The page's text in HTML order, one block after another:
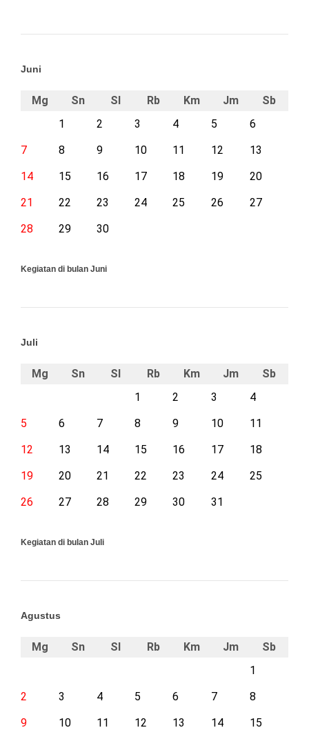
Juni
Mg Sn Sl Rb Km Jm
Sb
1
2 3 4 5
6
7
8 9 10 11 12
13
14
15 16 17 18 19
20
21
22 23 24 25 26
27
28
29 30
Kegiatan di bulan Juni
Juli
Mg Sn Sl Rb Km Jm
Sb
1
2 3
4
5
6 7 8 9 10
11
12
13 14 15 16 17
18
19
20 21 22 23 24
25
26
27 28 29 30 31
Kegiatan di bulan Juli
Agustus
Mg Sn Sl Rb Km Jm
Sb
1
2
3 4 5 6 7
8
9
10 11 12 13 14
15